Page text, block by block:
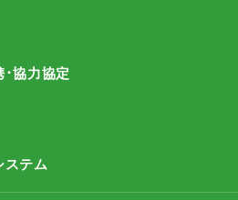
･協力協定
ステム